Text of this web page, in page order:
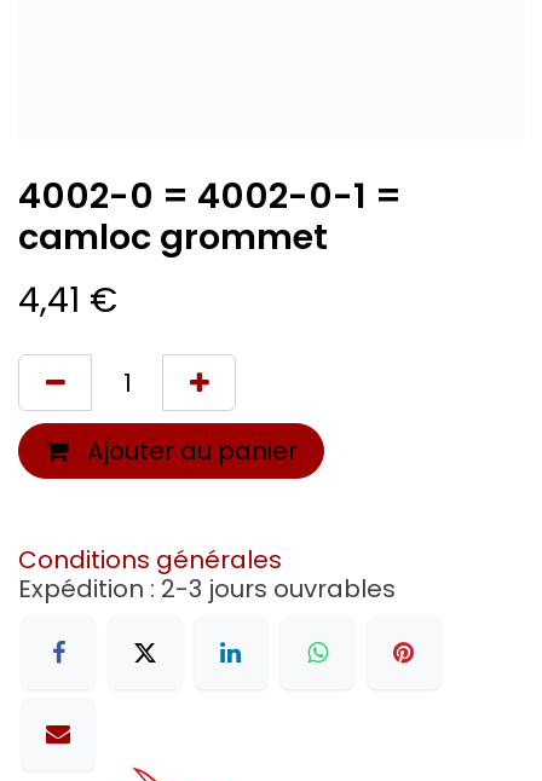
4002-0 = 4002-0-1 =
camloc grommet
4,41 €
Ajouter au panier
Conditions générales
Expédition : 2-3 jours ouvrables